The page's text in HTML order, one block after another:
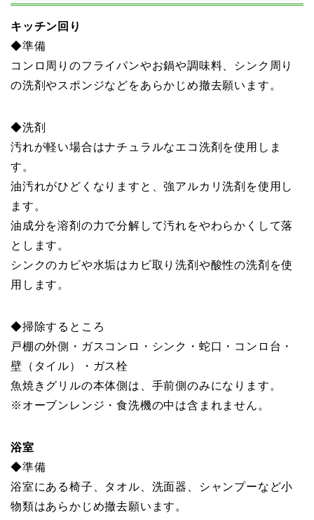
キッチン回り
◆準備
コンロ周りのフライパンやお鍋や調味料、シンク周り
の洗剤やスポンジなどをあらかじめ撤去願います。
◆洗剤
汚れが軽い場合はナチュラルなエコ洗剤を使用しま
す。
油汚れがひどくなりますと、強アルカリ洗剤を使用し
ます。
油成分を溶剤の力で分解して汚れをやわらかくして落
とします。
シンクのカビや水垢はカビ取り洗剤や酸性の洗剤を使
用します。
◆掃除するところ
戸棚の外側・ガスコンロ・シンク・蛇口・コンロ台・
壁（タイル）・ガス栓
魚焼きグリルの本体側は、手前側のみになります。
※オーブンレンジ・食洗機の中は含まれません。
浴室
◆準備
浴室にある椅子、タオル、洗面器、シャンプーなど小
物類はあらかじめ撤去願います。